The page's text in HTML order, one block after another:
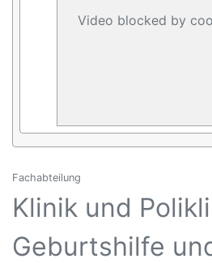
Video blocked by
Fachabteilung
Klinik und
Geburtshilfe